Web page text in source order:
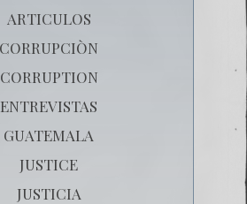
ARTICULOS
CORRUPCIÒN
CORRUPTION
ENTREVISTAS
GUATEMALA
JUSTICE
JUSTICIA